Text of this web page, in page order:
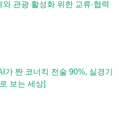
관광 활성화 위한 교류·협력
짠 코너킥 전술 90%, 실경기
보는 세상]